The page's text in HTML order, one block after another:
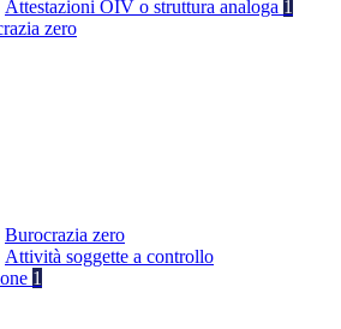
Attestazioni OIV o struttura analoga 1
zero
Burocrazia zero
Attività soggette a controllo
1